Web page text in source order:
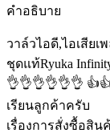
คำอธิบาย
วาล์วไอดี,ไอเสีย
ชุดแท้Ryuka
👌👌👌👌👌👌
เรียนลูกค้าครับ
เรื่องการสั่งซื้อสิน